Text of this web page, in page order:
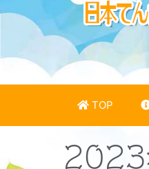
キ
プ
TOP
2023